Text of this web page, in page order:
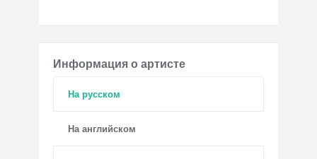
Информация о артисте
На русском
На английском